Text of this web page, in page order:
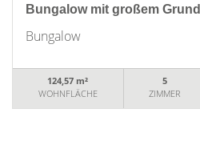
Bungalow mit großem
Bungalow
124,57 m²
WOHNFLÄCHE
5
ZIMMER